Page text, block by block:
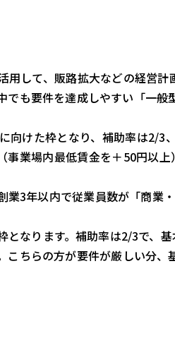
して、販路拡大などの経営計
も要件を達成しやすい「一般
向けた枠となり、補助率は2/3
業場内最低賃金を＋50円以
業3年以内で従業員数が「商業
なります。補助率は2/3で、基
ちらの方が要件が厳しい分、